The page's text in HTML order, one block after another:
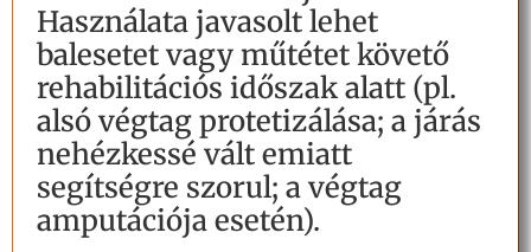
Használata javasolt lehet
balesetet vagy műtétet követő
rehabilitációs időszak alatt (pl.
alsó végtag protetizálása; a járás
nehézkessé vált emiatt
segítségre szorul; a végtag
amputációja esetén).